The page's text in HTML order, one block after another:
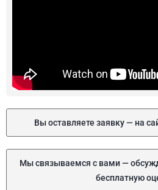
Вы оставляете заявку — на
Мы связываемся с вами —
бесплатную